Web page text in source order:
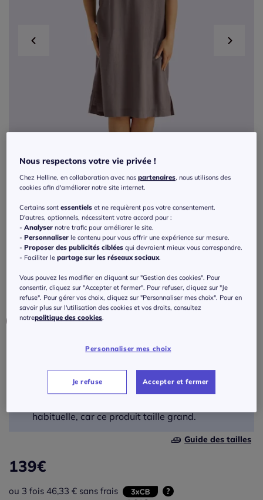
Exclu web
Robe évasée poches latérales
Réf : 496.351.010
Couleur :taupe foncé
Veuillez sélectionner une taille
46 -En stock
48 -En stock
habituelle, car ce produit taille grand.
Guide des tailles
139€
ou 3 fois 46,33 € sans frais ?
Nous respectons votre vie privée !
Chez Helline, en collaboration avec nospartenaires , nous utilisons des
cookies afin d'améliorer notre site internet.
Certains sontessentiels et ne requièrent pas votre consentement.
D'autres, optionnels, nécessitent votre accord pour :
-Analyser notre trafic pour améliorer le site.
-Personnaliser le contenu pour vous offrir une expérience sur mesure.
-Proposer des publicités ciblées qui devraient mieux vous correspondre.
- Faciliter lepartage sur les réseaux sociaux
Vous pouvez les modifier en cliquant sur "Gestion des cookies". Pour
consentir, cliquez sur "Accepter et fermer". Pour refuser, cliquez sur "Je
refuse". Pour gérer vos choix, cliquez sur "Personnaliser mes choix". Pour en
savoir plus sur l'utilisation des cookies et vos droits, consultez
notrepolitique des cookies
Personnaliser mes choix
Je refuse Accepter et fermer